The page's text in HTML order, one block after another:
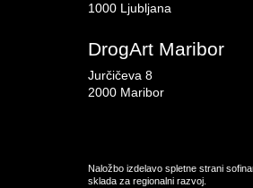
1000 Ljubljana
DrogArt Maribor
Jurčičeva 8
2000 Maribor
Naložbo izdelavo spletne strani
sklada za regionalni razvoj.